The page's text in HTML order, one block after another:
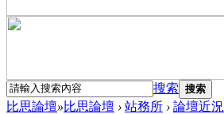
搜索 搜索
比思論壇»比思論壇 › 站務所 › 論壇近況